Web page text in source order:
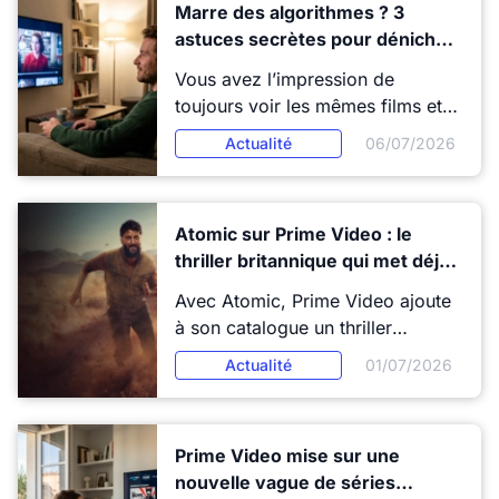
Que regarder parmi toutes ces
propositions alléchantes ? Voici
7 rendez-vous à cocher dans
votre calendrier des vacances
estivales.
Marre des algorithmes ? 3
astuces secrètes pour dénicher
Video
Vous avez l’impression de
toujours voir les mêmes films et
séries sur Prime Video ? Les
recommandations tournent en
boucle et passent à côté de
: il existe des méthodes simples
(et souvent ignorées) pour
accéder à des contenus bien plus
originaux.
Actualité 06/07/2026
Atomic sur Prime Video : le
thriller britannique qui met déjà
Avec Atomic, Prime Video ajoute
à son catalogue un thriller
britannique court, nerveux et déjà
très commenté, porté par Alfie
Allen, vu dans Game of Thrones.
d’uranium, course-poursuite et
tension permanente, et qui
Actualité 01/07/2026
Prime Video mise sur une
nouvelle vague de séries